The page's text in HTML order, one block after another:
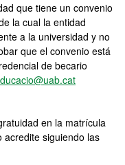
que tiene un convenio
la cual la entidad
a la universidad y no
que el convenio está
de becario
en la matrícula
acredite siguiendo las